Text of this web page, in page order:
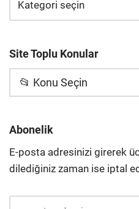
Site Toplu Konular
📂 Konu Seçin
Abonelik
E-posta adresinizi girerek
dilediğiniz zaman ise iptal